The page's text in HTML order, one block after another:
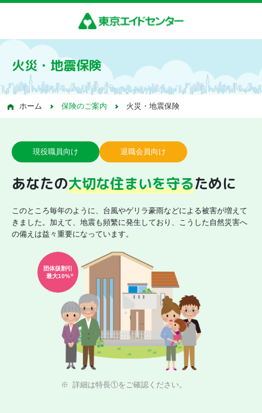
火災・地震保険
ホーム 保険のご案内 火災・地震保険
現役職員向け 退職会員向け
あなたの大切な住まいを守るために
このところ毎年のように、台風やゲリラ豪雨などによる被害が増えて
きました。加えて、地震も頻繁に発生しており、こうした自然災害へ
の備えは益々重要になっています。
団体扱割引
最大10% ※
詳細は特長①をご確認ください。